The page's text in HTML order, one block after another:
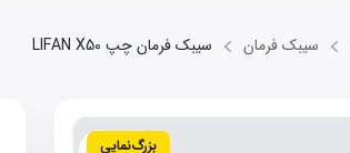
سیبک فرمان سیبک فرمان چپ LIFAN X50
بزرگ‌نمایی